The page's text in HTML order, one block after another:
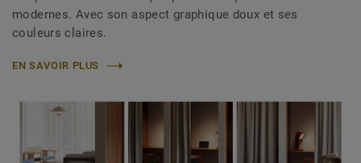
modernes. Avec son aspect graphique doux et ses
couleurs claires.
EN SAVOIR PLUS